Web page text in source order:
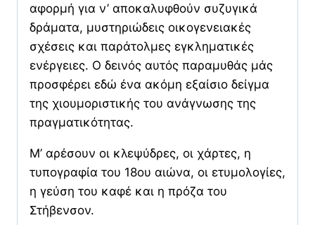
αφορμή για ν’ αποκαλυφθούν συζυγικά
δράματα, μυστηριώδεις οικογενειακές
σχέσεις και παράτολμες εγκληματικές
ενέργειες. Ο δεινός αυτός παραμυθάς μάς
προσφέρει εδώ ένα ακόμη εξαίσιο δείγμα
της χιουμοριστικής του ανάγνωσης της
πραγματικότητας.
M’ αρέσουν οι κλεψύδρες, οι χάρτες, η
τυπογραφία του 18ου αιώνα, οι ετυμολογίες,
η γεύση του καφέ και η πρόζα του
Στήβενσον.